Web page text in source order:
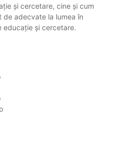
și cercetare, cine și cum
adecvate la lumea în
educație și cercetare.